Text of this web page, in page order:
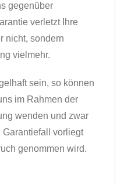
gegenüber
verletzt Ihre
nicht, sondern
vielmehr.
sein, so können
im Rahmen der
wenden und zwar
vorliegt
genommen wird.